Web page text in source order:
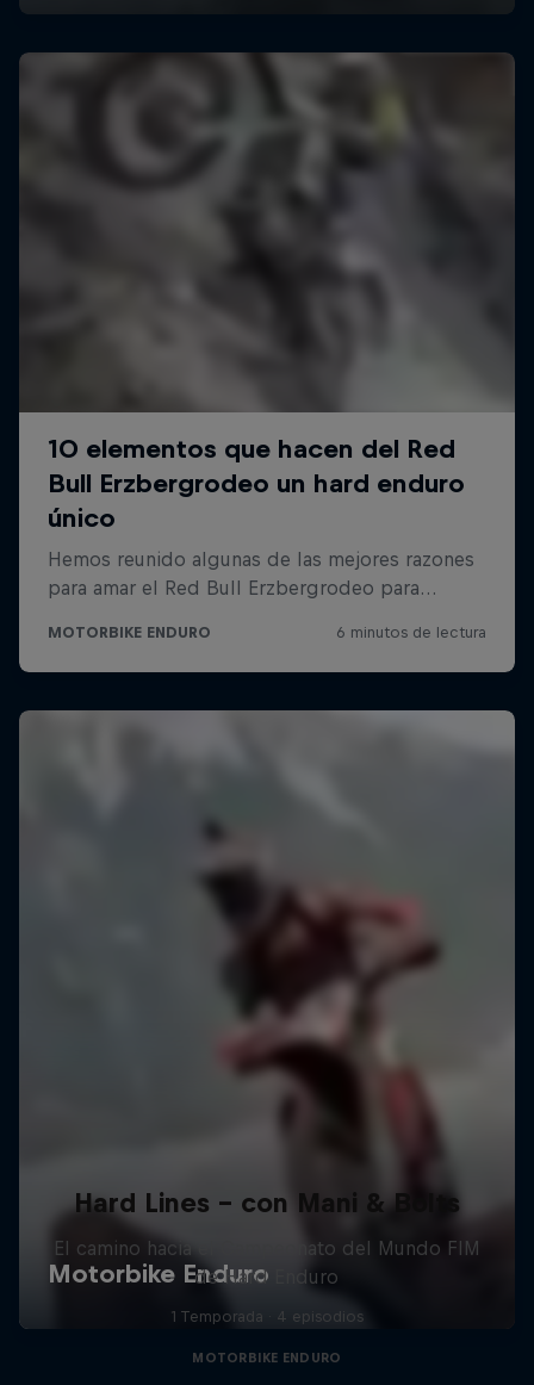
Hard Lines - con Mani & Bolts
El camino hacia el Campeonato del Mundo FIM
de Hard Enduro
1 Temporada · 4 episodios
MOTORBIKE ENDURO